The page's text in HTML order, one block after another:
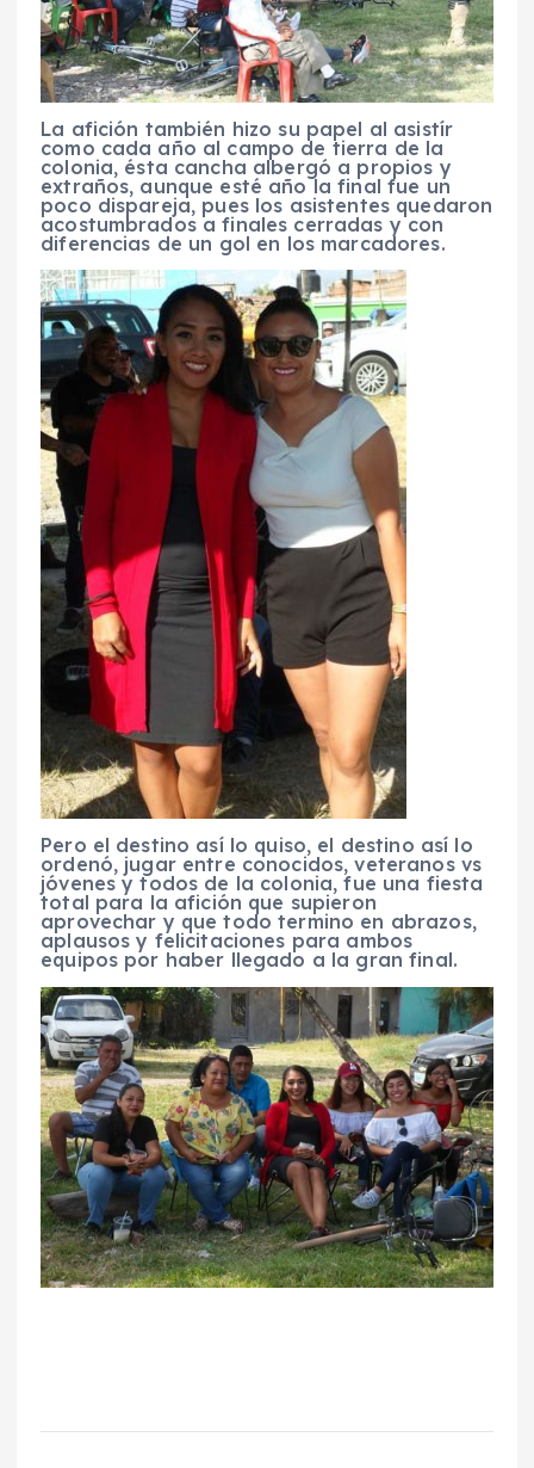
La afición también hizo su papel al asistír
como cada año al campo de tierra de la
colonia, ésta cancha albergó a propios y
extraños, aunque esté año la final fue un
poco dispareja, pues los asistentes quedaron
acostumbrados a finales cerradas y con
diferencias de un gol en los marcadores.
Pero el destino así lo quiso, el destino así lo
ordenó, jugar entre conocidos, veteranos vs
jóvenes y todos de la colonia, fue una fiesta
total para la afición que supieron
aprovechar y que todo termino en abrazos,
aplausos y felicitaciones para ambos
equipos por haber llegado a la gran final.